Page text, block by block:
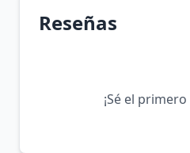
Reseñas
¡Sé el